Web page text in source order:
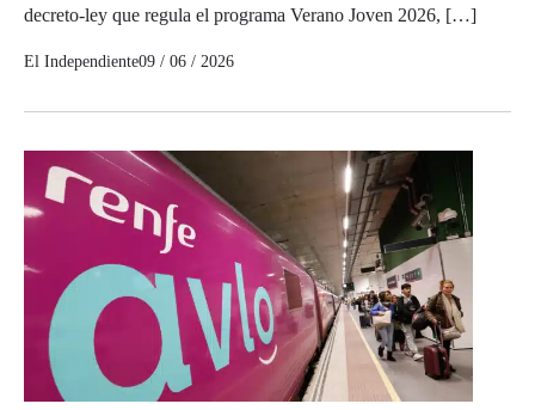
decreto-ley que regula el programa Verano Joven 2026, […]
El Independiente09 / 06 / 2026